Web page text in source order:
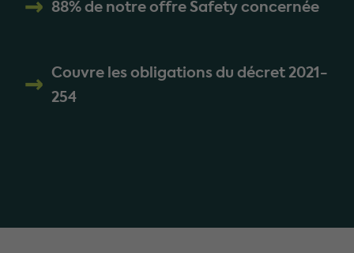
88% de notre offre Safety concernée
Couvre les obligations du décret 2021-
254